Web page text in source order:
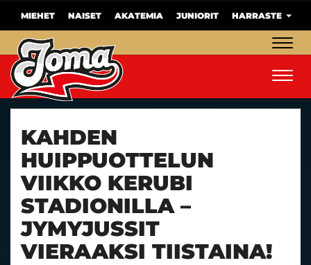
MIEHET NAISET AKATEMIA JUNIORIT HARRASTE
KAHDEN
HUIPPUOTTELUN
VIIKKO KERUBI
STADIONILLA –
JYMYJUSSIT
VIERAAKSI TIISTAINA!